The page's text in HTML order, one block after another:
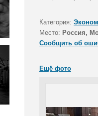
Категория:
Место: Россия,
Сообщить об
Ещё фото